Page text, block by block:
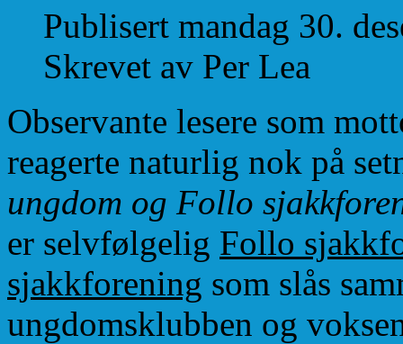
Publisert mandag 30.
Skrevet av Per Lea
Observante lesere som
reagerte naturlig nok på
ungdom og Follo
er selvfølgelig Follo
sjakkforening som slås
ungdomsklubben og